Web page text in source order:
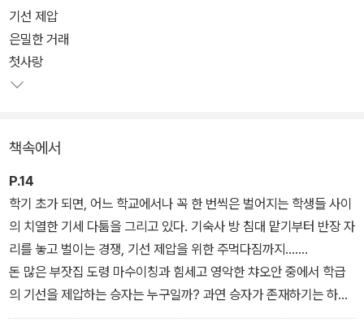
서 살아남는 법, 여학생에게서 느끼는 풋풋한 첫사랑의 감정, 친구를
위해 몸을 내던지는 용기 등 중학생들이 겪게 되는 일련의 사건들이
흥미진진하게 펼쳐진다.
장면을 보는 듯한 생생한 묘사는 물론이고, 아이들의 복잡하고 미묘
한 심리가 일상적인 행동이나 사소한 표정과 말투에서 묻어나게 하는
표현력 역시 탁월하다.
기선 제압
은밀한 거래
첫사랑
책속에서
P.14
학기 초가 되면, 어느 학교에서나 꼭 한 번씩은 벌어지는 학생들 사이
의 치열한 기세 다툼을 그리고 있다. 기숙사 방 침대 맡기부터 반장 자
리를 놓고 벌이는 경쟁, 기선 제압을 위한 주먹다짐까지…….
돈 많은 부잣집 도령 마수이칭과 힘세고 영악한 챠오안 중에서 학급
의 기선을 제압하는 승자는 누구일까? 과연 승자가 존재하기는 하는
걸까?